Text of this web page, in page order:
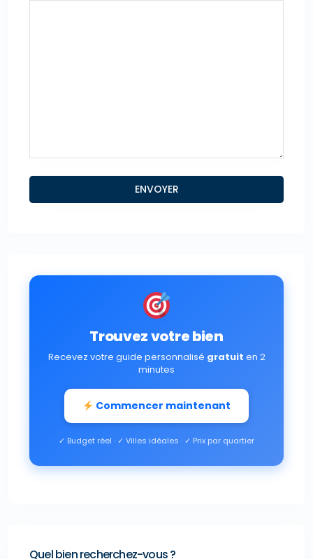
Trouvez votre bien
Recevez votre guide personnalisé gratuit en 2
minutes
Commencer maintenant
✓ Budget réel · ✓ Villes idéales · ✓ Prix par quartier
Quel bien recherchez-vous ?